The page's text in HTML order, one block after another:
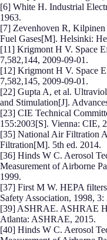
[6] White H. Industrial
1963.
[7] Zevenhoven R, Kilpinen
Fuel Gases[M]. Helsinki:
[11] Krigmont H V. Space
7,582,144, 2009-09-01.
[12] Krigmont H V. Space
7,582,145, 2009-09-01.
[22] Gupta A, et al.
and Stimulation[J].
[23] CIE Technical
155:2003[S]. Vienna: CIE,
[35] National Air Filtration
Filtration[M]. 5th ed. 2014.
[36] Hinds W C. Aerosol
Measurement of Airborne
1999.
[37] First M W. HEPA
Safety Association, 1998, 3:
[39] ASHRAE. ASHRAE
Atlanta: ASHRAE, 2015.
[40] Hinds W C. Aerosol